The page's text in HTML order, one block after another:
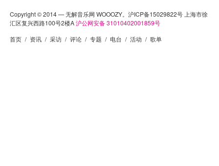
Copyright © 2014 — 无解音乐网 WOOOZY。沪ICP备15029822号 上海市徐
汇区复兴西路100号2楼A沪公网安备 31010402001859号
首页 / 资讯 / 采访 / 评论 / 专题 / 电台 / 活动 / 歌单